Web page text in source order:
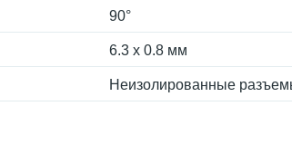
90°
6.3 х 0.8 мм
Неизолированные